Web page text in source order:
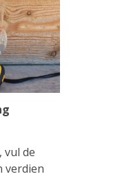
vul de
verdien